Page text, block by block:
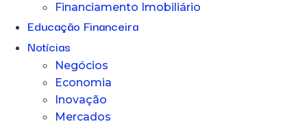
Financiamento Imobiliário
Educação Financeira
Notícias
Negócios
Economia
Inovação
Mercados